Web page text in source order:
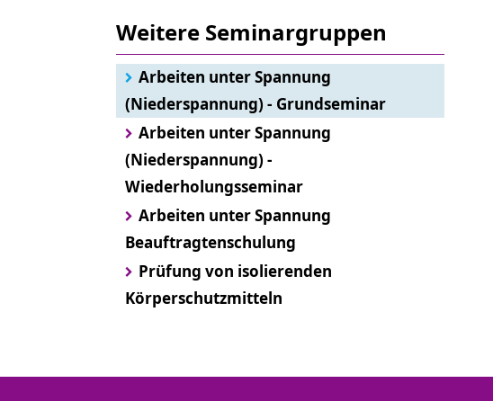
Weitere Seminargruppen
Arbeiten unter Spannung
(Niederspannung) - Grundseminar
Arbeiten unter Spannung
(Niederspannung) -
Wiederholungsseminar
Arbeiten unter Spannung
Beauftragtenschulung
Prüfung von isolierenden
Körperschutzmitteln